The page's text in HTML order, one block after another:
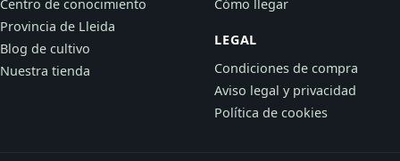
Centro de conocimiento
Provincia de Lleida
Blog de cultivo
Nuestra tienda
Cómo llegar
LEGAL
Condiciones de compra
Aviso legal y privacidad
Política de cookies